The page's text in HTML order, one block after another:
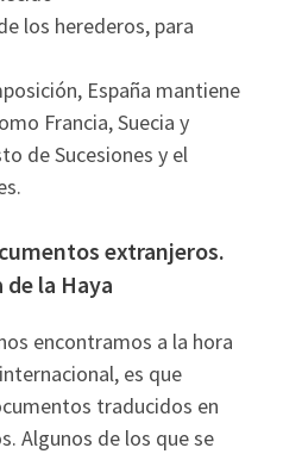
los herederos, para
España mantiene
Francia, Suecia y
de Sucesiones y el
extranjeros.
la Haya
encontramos a la hora
es que
traducidos en
Algunos de los que se